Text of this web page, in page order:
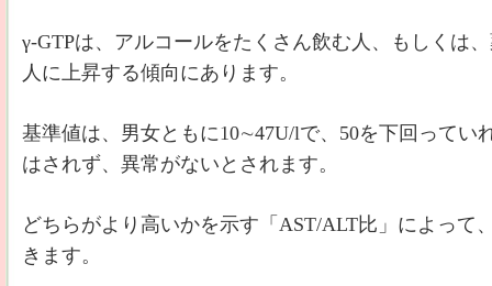
γ-GTPは、アルコールをたくさん飲む人、もしくは
人に上昇する傾向にあります。
基準値は、男女ともに10∼47U/lで、50を下回ってい
はされず、異常がないとされます。
どちらがより高いかを示す「AST/ALT比」によって
きます。